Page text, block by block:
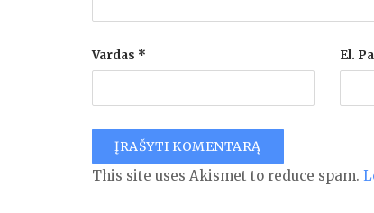
Vardas * El.
This site uses Akismet to reduce spam.